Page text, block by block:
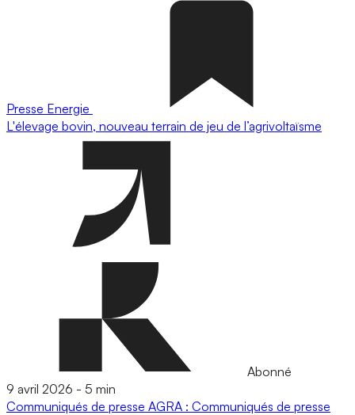
Presse Energie
L'élevage bovin, nouveau terrain de jeu de l’agrivoltaïsme
Abonné
9 avril 2026 - 5 min
Communiqués de presse AGRA : Communiqués de presse